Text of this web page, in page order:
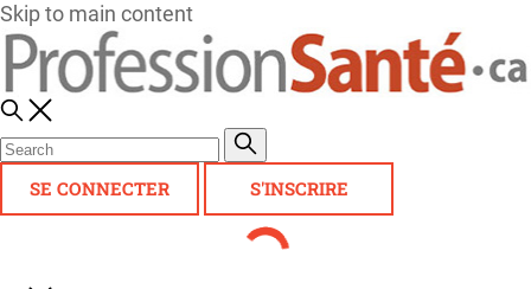
Skip to main content
SE CONNECTER S'INSCRIRE